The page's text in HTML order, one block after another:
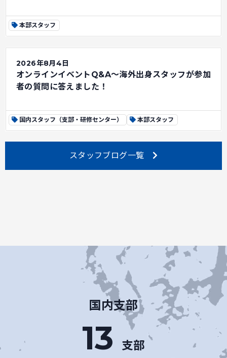
本部スタッフ
2026年8月4日
オンラインイベントQ&A～海外出身スタッフが参加
者の質問に答えました！
国内スタッフ（支部・研修センター） 本部スタッフ
スタッフブログ一覧
国内支部
13 支部